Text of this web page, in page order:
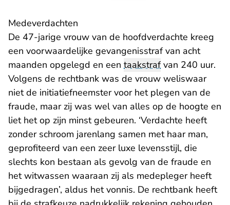
Medeverdachten
De 47-jarige vrouw van de hoofdverdachte kreeg
een voorwaardelijke gevangenisstraf van acht
maanden opgelegd en een taakstrafvan 240 uur.
Volgens de rechtbank was de vrouw weliswaar
niet de initiatiefneemster voor het plegen van de
fraude, maar zij was wel van alles op de hoogte en
liet het op zijn minst gebeuren. ‘Verdachte heeft
zonder schroom jarenlang samen met haar man,
geprofiteerd van een zeer luxe levensstijl, die
slechts kon bestaan als gevolg van de fraude en
het witwassen waaraan zij als medepleger heeft
bijgedragen’, aldus het vonnis. De rechtbank heeft